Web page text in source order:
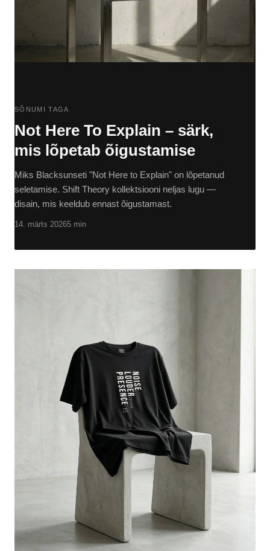
SÕNUMI TAGA
Not Here To Explain – särk,
mis lõpetab õigustamise
Miks Blacksunseti "Not Here to Explain" on lõpetanud
seletamise. Shift Theory kollektsiooni neljas lugu —
disain, mis keeldub ennast õigustamast.
14. märts 20265 min